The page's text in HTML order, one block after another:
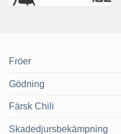
Fröer
Gödning
Färsk Chili
Skadedjursbekämpning